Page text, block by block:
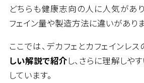
どちらも健康志向の人に人気があ
フェイン量や製造方法に違いがありま
ここでは、デカフェとカフェインレス
しい解説で紹介し、さらに理解しや
しています。